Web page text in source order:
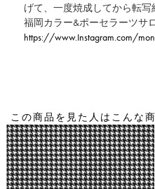
げて、一度焼成してから転写
福岡カラー&ポーセラーツサ
https://www.Instagram.com/
この商品を見た人はこんな